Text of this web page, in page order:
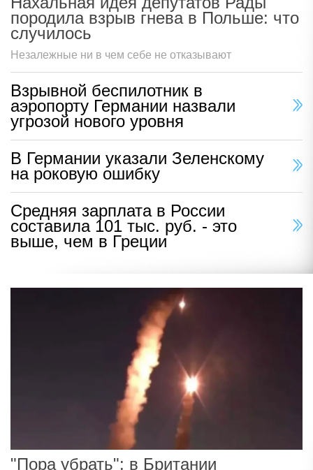
породила взрыв гнева в Польше: что
случилось
Незалежные ни в чем себе не отказывают
Взрывной беспилотник в
аэропорту Германии назвали
угрозой нового уровня
В Германии указали Зеленскому
на роковую ошибку
Средняя зарплата в России
составила 101 тыс. руб. - это
выше, чем в Греции
"Пора убрать": в Британии